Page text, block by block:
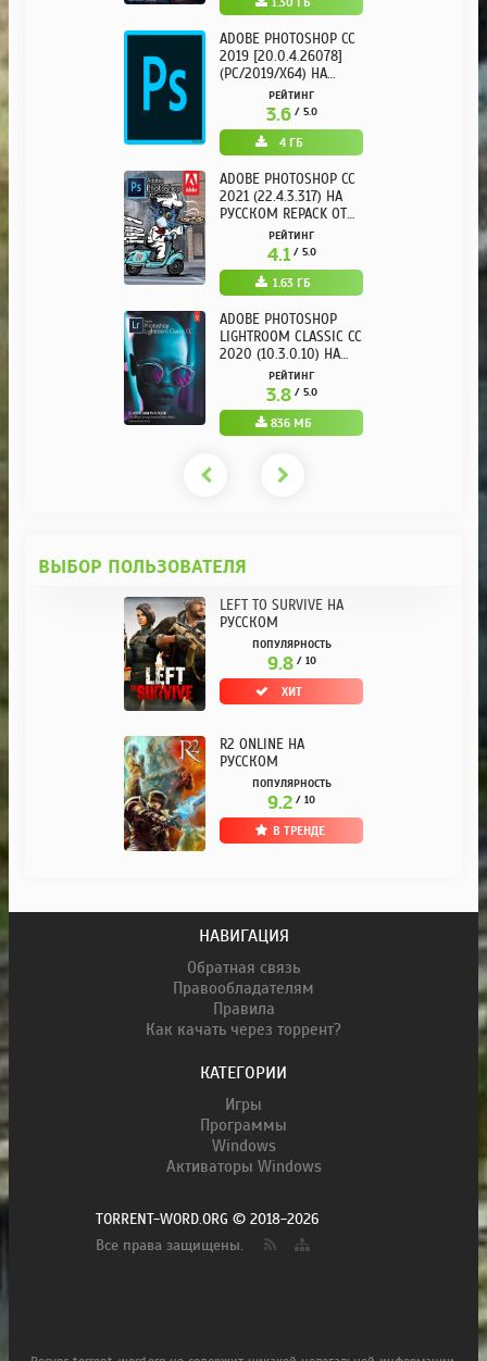
ADOBE PHOTOSHOP CC
2019 [20.0.4.26078]
(PC/2019/X64) НА
РУССКОМРЕЙТИНГ
3.6/ 5.0
4 ГБ
ADOBE PHOTOSHOP CC
2021 (22.4.3.317) НА
РУССКОМ REPACK ОТ
KPOJIUKРЕЙТИНГ
4.1 / 5.0
1.63 ГБ
ADOBE PHOTOSHOP
LIGHTROOM CLASSIC CC
2020 (10.3.0.10) НА
РУССКОМ REPACK ОТ
KPOJIUK
РЕЙТИНГ
3.8 / 5.0
836 МБ
ВЫБОР ПОЛЬЗОВАТЕЛЯ
LEFT TO SURVIVE НА
РУССКОМ
ПОПУЛЯРНОСТЬ
9.8 / 10
ХИТ
R2 ONLINE НА
РУССКОМ
ПОПУЛЯРНОСТЬ
9.2 / 10
В ТРЕНДЕ
НАВИГАЦИЯ
Обратная связь
Правообладателям
Правила
Как качать через торрент?
КАТЕГОРИИ
Игры
Программы
Windows
Активаторы Windows
TORRENT-WORD.ORG © 2018-2026
Все права защищены.